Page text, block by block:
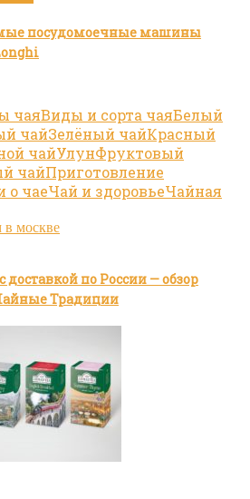
посудомоечные машины
чаяВиды и сорта чаяБелый
чайЗелёный чайКрасный
чайУлунФруктовый
чайПриготовление
о чаеЧай и здоровьеЧайная
доставкой по России — обзор
Традиции